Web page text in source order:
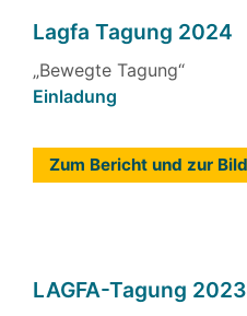
Lagfa Tagung 2024
„Bewegte Tagung“
Einladung
Zum Bericht und zur
LAGFA-Tagung 2023